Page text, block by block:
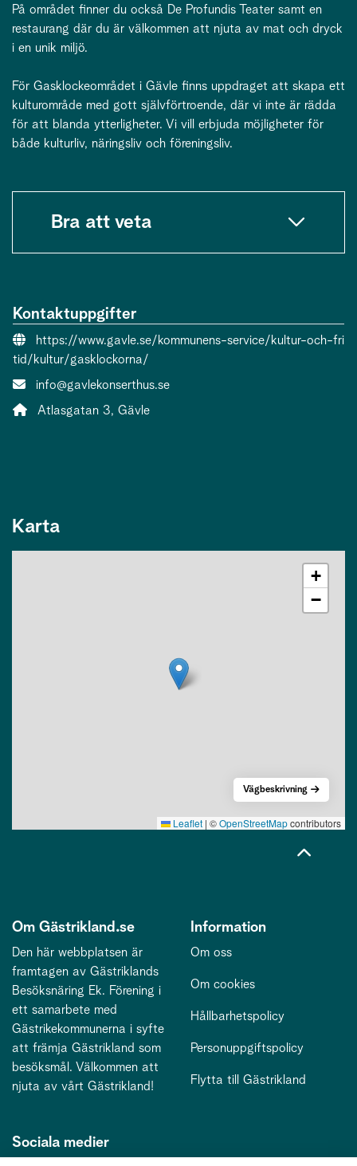
På området finner du också De Profundis Teater samt en
restaurang där du är välkommen att njuta av mat och dryck
i en unik miljö.
För Gasklockeområdet i Gävle finns uppdraget att skapa ett
kulturområde med gott självförtroende, där vi inte är rädda
för att blanda ytterligheter. Vi vill erbjuda möjligheter för
både kulturliv, näringsliv och föreningsliv.
Bra att veta
Kontaktuppgifter
Webbsida:
https://www.gavle.se/kommunens-service/kultur-och-fri
tid/kultur/gasklockorna/
E-post:
info@gavlekonserthus.se
Adress:
Atlasgatan 3, Gävle
Karta
+
−
Leaflet | ©OpenStreetMapcontributors
Vägbeskrivning
Om Gästrikland.se
Den här webbplatsen är
framtagen av Gästriklands
Besöksnäring Ek. Förening i
ett samarbete med
Gästrikekommunerna i syfte
att främja Gästrikland som
besöksmål. Välkommen att
njuta av vårt Gästrikland!
Information
Om oss
Om cookies
Hållbarhetspolicy
Personuppgiftspolicy
Flytta till Gästrikland
Sociala medier